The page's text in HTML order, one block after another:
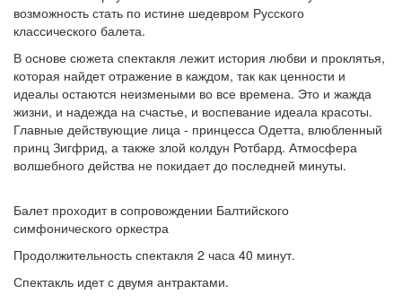
возможность стать по истине шедевром Русского
классического балета.
В основе сюжета спектакля лежит история любви и проклятья,
которая найдет отражение в каждом, так как ценности и
идеалы остаются неизмеными во все времена. Это и жажда
жизни, и надежда на счастье, и воспевание идеала красоты.
Главные действующие лица - принцесса Одетта, влюбленный
принц Зигфрид, а также злой колдун Ротбард. Атмосфера
волшебного действа не покидает до последней минуты.
Балет проходит в сопровождении Балтийского
симфонического оркестра
Продолжительность спектакля 2 часа 40 минут.
Спектакль идет с двумя антрактами.